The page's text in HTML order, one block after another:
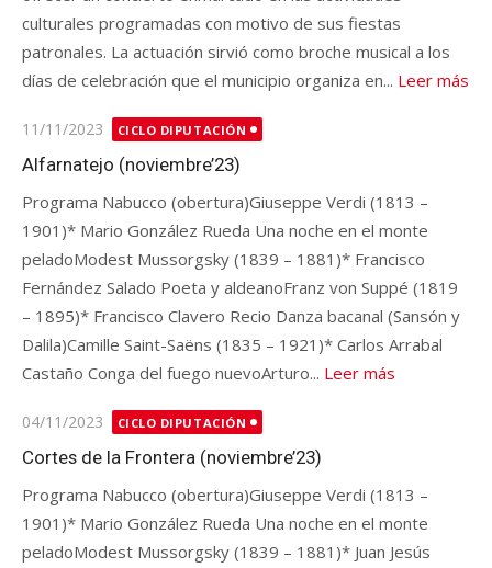
culturales programadas con motivo de sus fiestas
patronales. La actuación sirvió como broche musical a los
días de celebración que el municipio organiza en... Leer más
Publicado
en
11/11/2023 CICLO DIPUTACIÓN
Alfarnatejo (noviembre’23)
Programa Nabucco (obertura)Giuseppe Verdi (1813 –
1901)* Mario González Rueda Una noche en el monte
peladoModest Mussorgsky (1839 – 1881)* Francisco
Fernández Salado Poeta y aldeanoFranz von Suppé (1819
– 1895)* Francisco Clavero Recio Danza bacanal (Sansón y
Dalila)Camille Saint-Saëns (1835 – 1921)* Carlos Arrabal
Castaño Conga del fuego nuevoArturo... Leer más
Publicado
en
04/11/2023 CICLO DIPUTACIÓN
Cortes de la Frontera (noviembre’23)
Programa Nabucco (obertura)Giuseppe Verdi (1813 –
1901)* Mario González Rueda Una noche en el monte
peladoModest Mussorgsky (1839 – 1881)* Juan Jesús